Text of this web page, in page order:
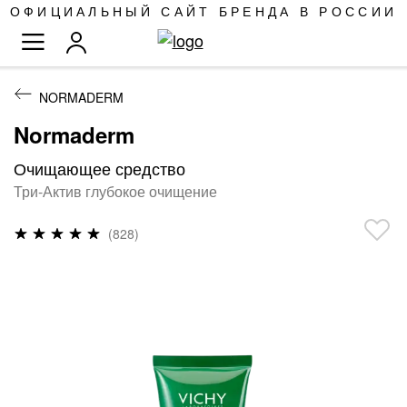
SKIP
TO
CONTENT
ОФИЦИАЛЬНЫЙ САЙТ БРЕНДА В РОССИИ
NORMADERM
Normaderm
Очищающее средство
Три-Актив глубокое очищение
Рейтинг:
(828)